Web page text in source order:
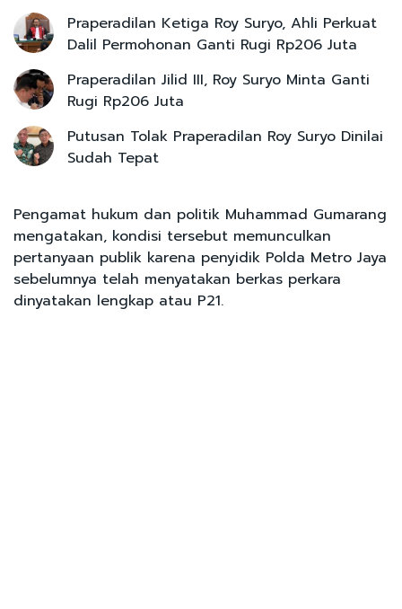
Praperadilan Ketiga Roy Suryo, Ahli Perkuat
Dalil Permohonan Ganti Rugi Rp206 Juta
Praperadilan Jilid III, Roy Suryo Minta Ganti
Rugi Rp206 Juta
Putusan Tolak Praperadilan Roy Suryo Dinilai
Sudah Tepat
Pengamat hukum dan politik Muhammad Gumarang
mengatakan, kondisi tersebut memunculkan
pertanyaan publik karena penyidik Polda Metro Jaya
sebelumnya telah menyatakan berkas perkara
dinyatakan lengkap atau P21.